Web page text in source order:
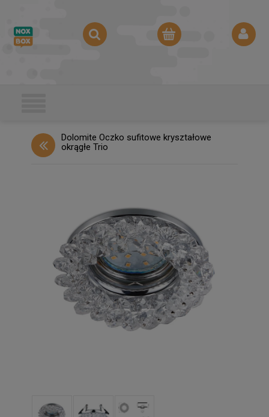
Dolomite Oczko sufitowe kryształowe
okrągłe Trio